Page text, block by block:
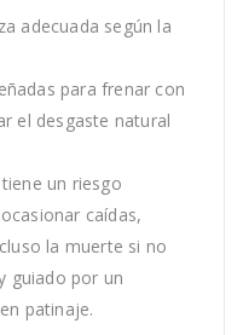
adecuada según la
para frenar con
el desgaste natural
un riesgo
caídas,
la muerte si no
guiado por un
patinaje.